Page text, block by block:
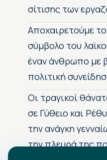
σίτισης των
Αποχαιρετούμε
σύμβολο του
έναν άνθρωπο με
πολιτική
Οι τραγικοί
σε Γύθειο και
την ανάγκη
την πλευρά της